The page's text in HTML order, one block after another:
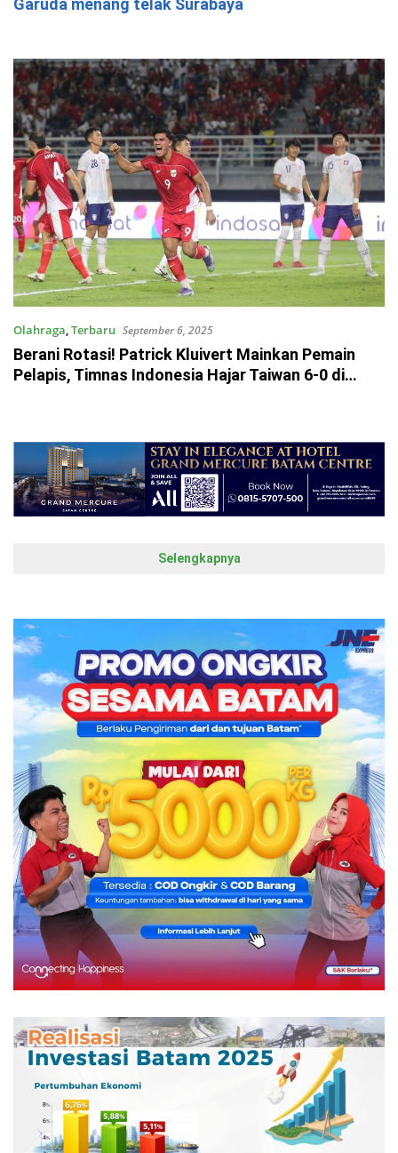
Garuda menang telak Surabaya
Olahraga Terbaru September 6, 2025
Berani Rotasi! Patrick Kluivert Mainkan Pemain
Pelapis, Timnas Indonesia Hajar Taiwan 6-0 di
Selengkapnya